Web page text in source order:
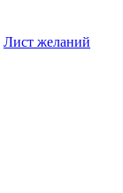
Лист желаний